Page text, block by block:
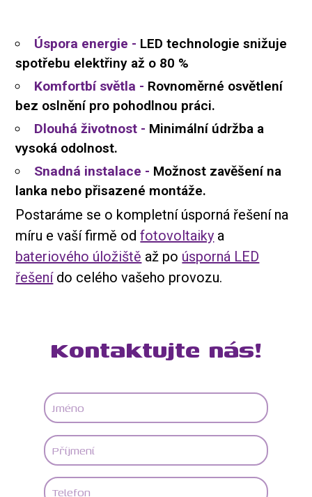
Úspora energie - LED technologie snižuje
spotřebu elektřiny až o 80 %
Komfortbí světla - Rovnoměrné osvětlení
bez oslnění pro pohodlnou práci.
Dlouhá životnost - Minimální údržba a
vysoká odolnost.
Snadná instalace - Možnost zavěšení na
lanka nebo přisazené montáže.
Postaráme se o kompletní úsporná řešení na
míru e vaší firmě odfotovoltaiky a
bateriového úložiště až po úsporná LED
řešenído celého vašeho provozu.
Kontaktujte nás!